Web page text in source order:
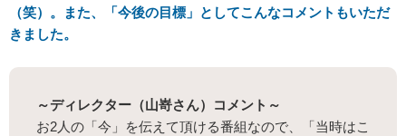
（笑）。また、「今後の目標」としてこんなコメントもいただ
きました。
～ディレクター（山嵜さん）コメント～
お2人の「今」を伝えて頂ける番組なので、「当時はこ